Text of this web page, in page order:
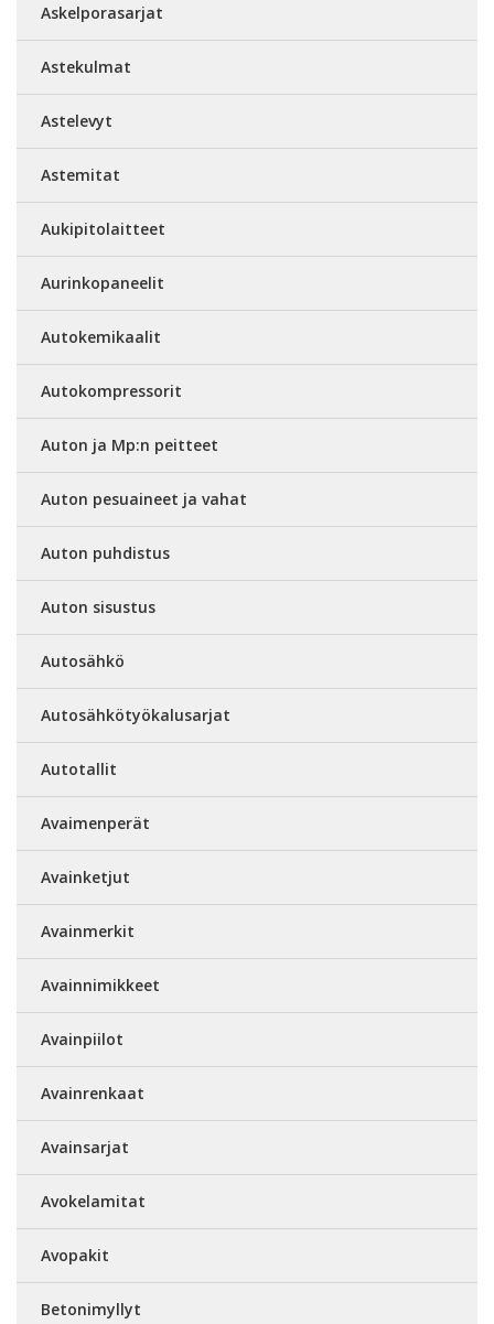
Askelporasarjat
Astekulmat
Astelevyt
Astemitat
Aukipitolaitteet
Aurinkopaneelit
Autokemikaalit
Autokompressorit
Auton ja Mp:n peitteet
Auton pesuaineet ja vahat
Auton puhdistus
Auton sisustus
Autosähkö
Autosähkötyökalusarjat
Autotallit
Avaimenperät
Avainketjut
Avainmerkit
Avainnimikkeet
Avainpiilot
Avainrenkaat
Avainsarjat
Avokelamitat
Avopakit
Betonimyllyt